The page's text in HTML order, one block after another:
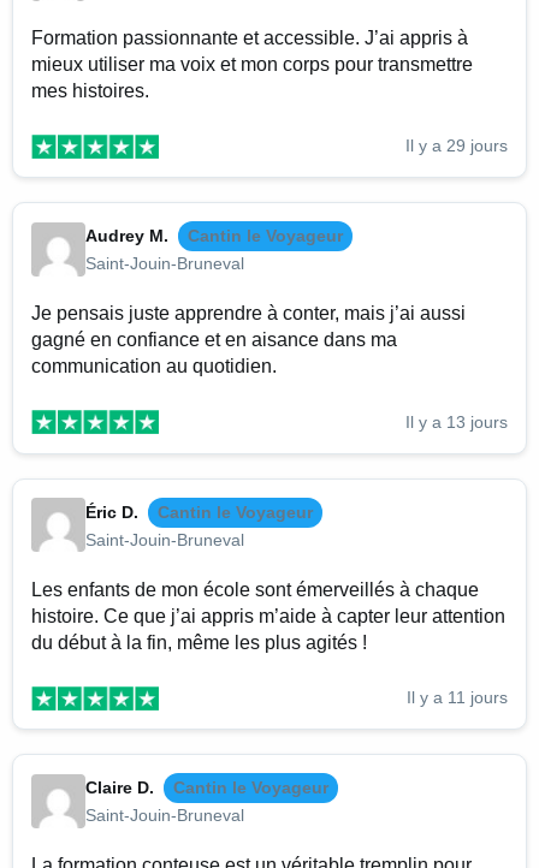
Formation passionnante et accessible. J’ai appris à
mieux utiliser ma voix et mon corps pour transmettre
mes histoires.
Il y a 29 jours
Audrey M.
Cantin le Voyageur
Saint-Jouin-Bruneval
Je pensais juste apprendre à conter, mais j’ai aussi
gagné en confiance et en aisance dans ma
communication au quotidien.
Il y a 13 jours
Éric D.
Cantin le Voyageur
Saint-Jouin-Bruneval
Les enfants de mon école sont émerveillés à chaque
histoire. Ce que j’ai appris m’aide à capter leur attention
du début à la fin, même les plus agités !
Il y a 11 jours
Claire D.
Cantin le Voyageur
Saint-Jouin-Bruneval